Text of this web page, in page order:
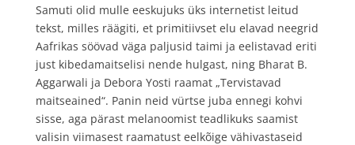
Samuti olid mulle eeskujuks üks internetist leitud
tekst, milles räägiti, et primitiivset elu elavad neegrid
Aafrikas söövad väga paljusid taimi ja eelistavad eriti
just kibedamaitselisi nende hulgast, ning Bharat B.
Aggarwali ja Debora Yosti raamat „Tervistavad
maitseained“. Panin neid vürtse juba ennegi kohvi
sisse, aga pärast melanoomist teadlikuks saamist
valisin viimasest raamatust eelkõige vähivastaseid